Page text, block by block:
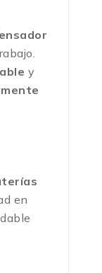
y
en